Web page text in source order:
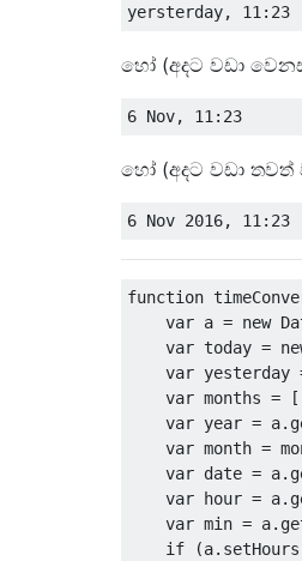
yersterday, 11 : 23
හෝ (අදට වඩා
6 Nov, 11 : 23
හෝ (අදට වඩා
6 Nov 2016, 11 : 23
function
var a = new
var today =
var yesterday
var months = [
var year = a.
var month =
var date = a.
var hour = a.
var min = a.
if
(a. setHours